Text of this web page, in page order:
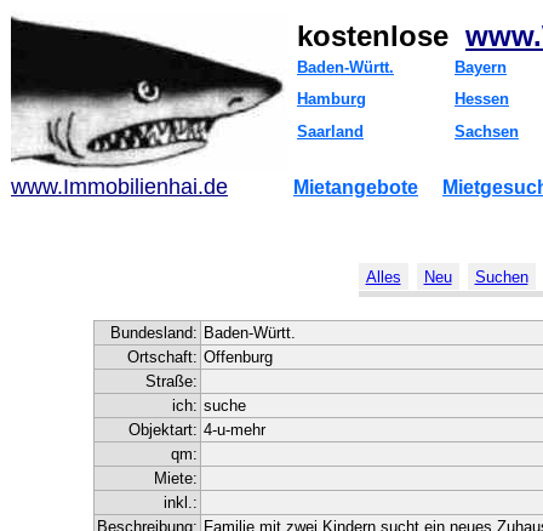
kostenlose
Baden-Württ.
Bayern
Hamburg
Hessen
Saarland
Sachsen
www.Immobilienhai.de Mietangebote
Alles Neu Suchen
Bundesland: Baden-Württ.
Ortschaft: Offenburg
Straße:
ich: suche
Objektart: 4-u-mehr
qm:
Miete:
inkl.:
Beschreibung: Familie mit zwei Kindern sucht ein neues